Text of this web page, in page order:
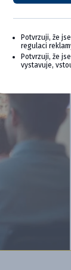
Potvrzuji, že
regulaci
Potvrzuji, že
vystavuje,